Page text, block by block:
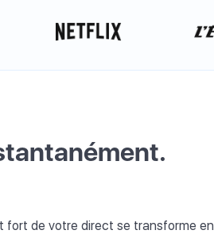
fort de votre direct se transforme en